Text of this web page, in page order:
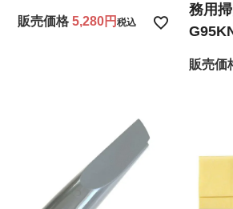
販売価格 5,280 税込
務用
販売価